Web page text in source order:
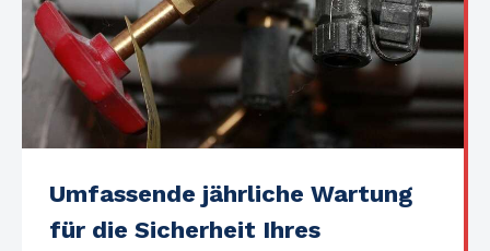
Umfassende jährliche Wartung
für die Sicherheit Ihres